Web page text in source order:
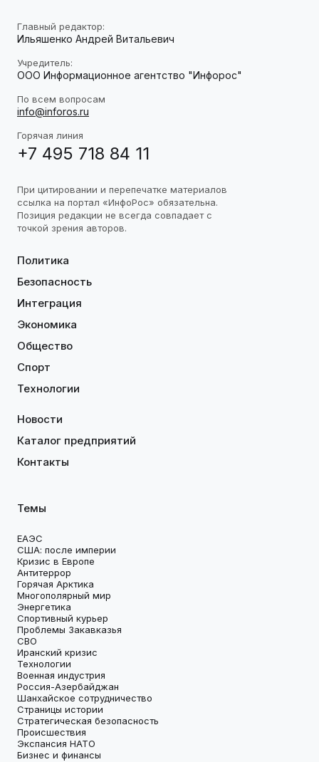
Главный редактор:
Ильяшенко Андрей Витальевич
Учредитель:
ООО Информационное агентство "Инфорос"
По всем вопросам
info@inforos.ru
Горячая линия
+7 495 718 84 11
При цитировании и перепечатке материалов
ссылка на портал «ИнфоРос» обязательна.
Позиция редакции не всегда совпадает с
точкой зрения авторов.
Политика
Безопасность
Интеграция
Экономика
Общество
Спорт
Технологии
Новости
Каталог предприятий
Контакты
Темы
ЕАЭС
США: после империи
Кризис в Европе
Антитеррор
Горячая Арктика
Многополярный мир
Энергетика
Спортивный курьер
Проблемы Закавказья
СВО
Иранский кризис
Технологии
Военная индустрия
Россия-Азербайджан
Шанхайское сотрудничество
Страницы истории
Стратегическая безопасность
Происшествия
Экспансия НАТО
Бизнес и финансы